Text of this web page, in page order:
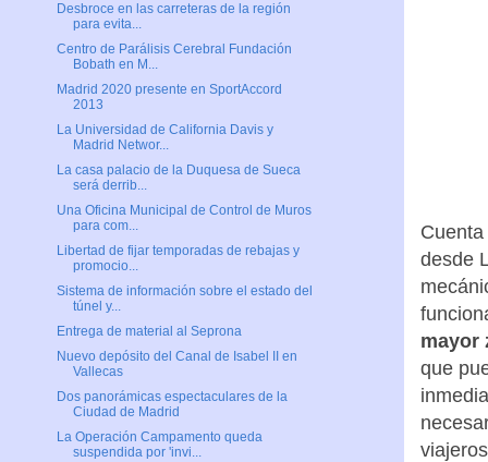
desde
mayor
que
Desbroce en las carreteras de la región
para evita...
Centro de Parálisis Cerebral Fundación
Bobath en M...
Madrid 2020 presente en SportAccord
2013
La Universidad de California Davis y
Madrid Networ...
La casa palacio de la Duquesa de Sueca
será derrib...
Una Oficina Municipal de Control de Muros
para com...
Libertad de fijar temporadas de rebajas y
promocio...
Sistema de información sobre el estado del
túnel y...
Entrega de material al Seprona
Nuevo depósito del Canal de Isabel II en
Vallecas
Dos panorámicas espectaculares de la
Ciudad de Madrid
La Operación Campamento queda
suspendida por 'invi...